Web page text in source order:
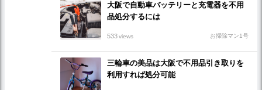
大阪で自動車バッテリーと充電器を不用
品処分するには
533views お掃除マン1号
三輪車の美品は大阪で不用品引き取りを
利用すれば処分可能